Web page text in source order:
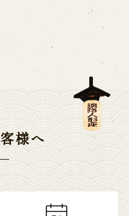
様へ